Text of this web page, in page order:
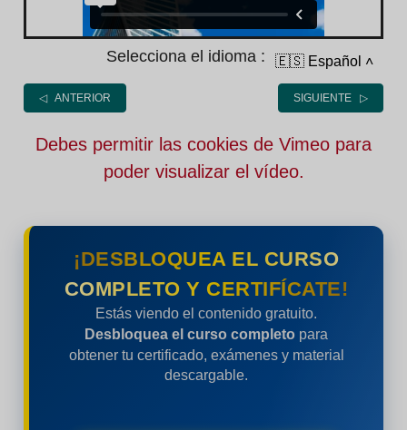
Selecciona el idioma : 🇪🇸 Español ˄
◁ ANTERIOR SIGUIENTE ▷
Debes permitir las cookies de Vimeo para
poder visualizar el vídeo.
¡DESBLOQUEA EL CURSO
COMPLETO Y CERTIFÍCATE!
Estás viendo el contenido gratuito.
Desbloquea el curso completo para
obtener tu certificado, exámenes y material
descargable.